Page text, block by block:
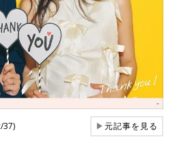
37) ▶元記事を見る